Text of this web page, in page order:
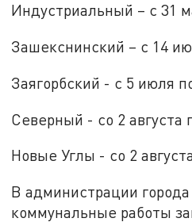
Индустриальный – с 31
Зашекснинский – с 14
Заягорбский - с 5 июля
Северный - со 2 августа
Новые Углы - со 2
В администрации
коммунальные работы